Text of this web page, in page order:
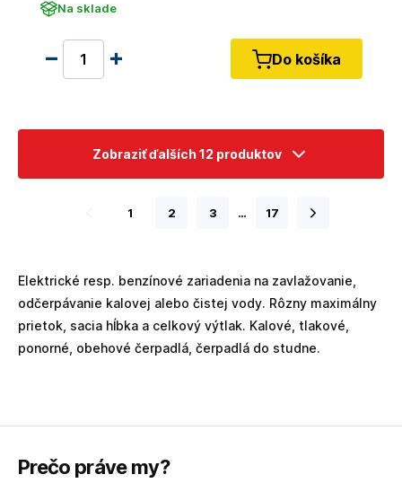
Na sklade
Do košíka
Zobraziť ďalších 12 produktov
1 2 3 … 17
Elektrické resp. benzínové zariadenia na zavlažovanie,
odčerpávanie kalovej alebo čistej vody. Rôzny maximálny
prietok, sacia hĺbka a celkový výtlak. Kalové, tlakové,
ponorné, obehové čerpadlá, čerpadlá do studne.
Prečo práve my?